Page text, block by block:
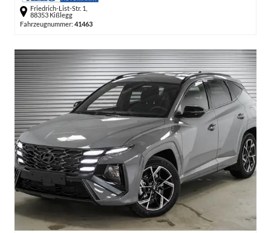
Friedrich-List-Str. 1,
88353 Kißlegg
Fahrzeugnummer: 41463